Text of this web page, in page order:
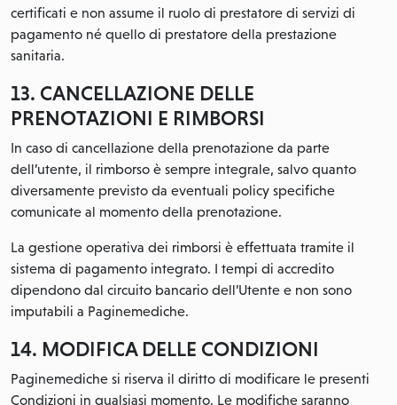
certificati e non assume il ruolo di prestatore di servizi di
pagamento né quello di prestatore della prestazione
sanitaria.
13. CANCELLAZIONE DELLE
PRENOTAZIONI E RIMBORSI
In caso di cancellazione della prenotazione da parte
dell’utente, il rimborso è sempre integrale, salvo quanto
diversamente previsto da eventuali policy specifiche
comunicate al momento della prenotazione.
La gestione operativa dei rimborsi è effettuata tramite il
sistema di pagamento integrato. I tempi di accredito
dipendono dal circuito bancario dell’Utente e non sono
imputabili a Paginemediche.
14. MODIFICA DELLE CONDIZIONI
Paginemediche si riserva il diritto di modificare le presenti
Condizioni in qualsiasi momento. Le modifiche saranno